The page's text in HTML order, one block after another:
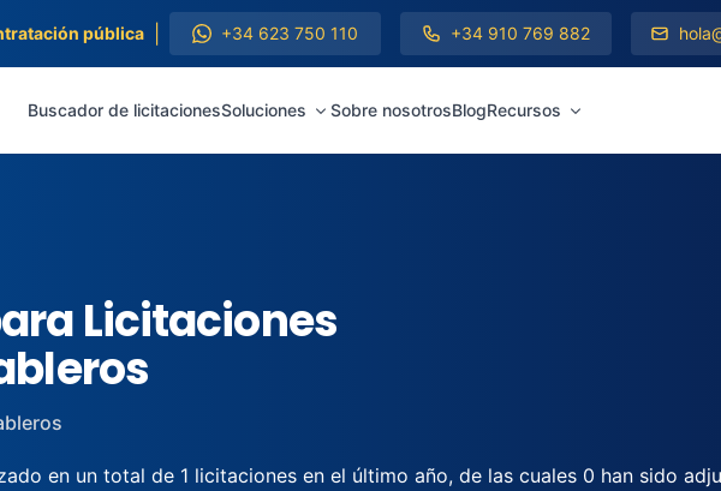
pública +34 623 750 110 +34 910 769 882
Buscador de licitacionesSoluciones Sobre nosotrosBlogRecursos
Licitaciones
en un total de 1 licitaciones en el último año, de las cuales 0 han sido